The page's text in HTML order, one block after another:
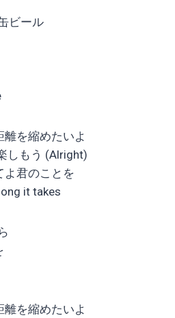
ビール
を縮めたいよ
しもう (Alright)
君のことを
it takes
を縮めたいよ